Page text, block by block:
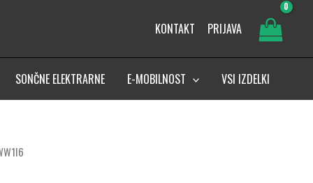
KONTAKT PRIJAVA
SONČNE ELEKTRARNE E-MOBILNOST VSI IZDELKI